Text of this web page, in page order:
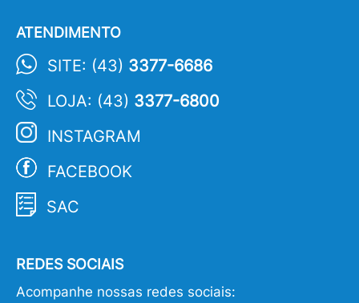
ATENDIMENTO
SITE: (43) 3377-6686
LOJA: (43) 3377-6800
INSTAGRAM
FACEBOOK
SAC
REDES SOCIAIS
Acompanhe nossas redes sociais: